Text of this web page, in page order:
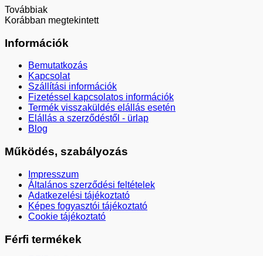
Továbbiak
Korábban megtekintett
Információk
Bemutatkozás
Kapcsolat
Szállítási információk
Fizetéssel kapcsolatos információk
Termék visszaküldés elállás esetén
Elállás a szerződéstől - ürlap
Blog
Működés, szabályozás
Impresszum
Általános szerződési feltételek
Adatkezelési tájékoztató
Képes fogyasztói tájékoztató
Cookie tájékoztató
Férfi termékek